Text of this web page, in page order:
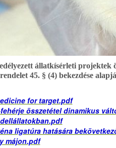
állatkísérleti projektek
45. § (4) bekezdése
for target.pdf
összetétel dinamikus
ligatúra hatására
májon.pdf